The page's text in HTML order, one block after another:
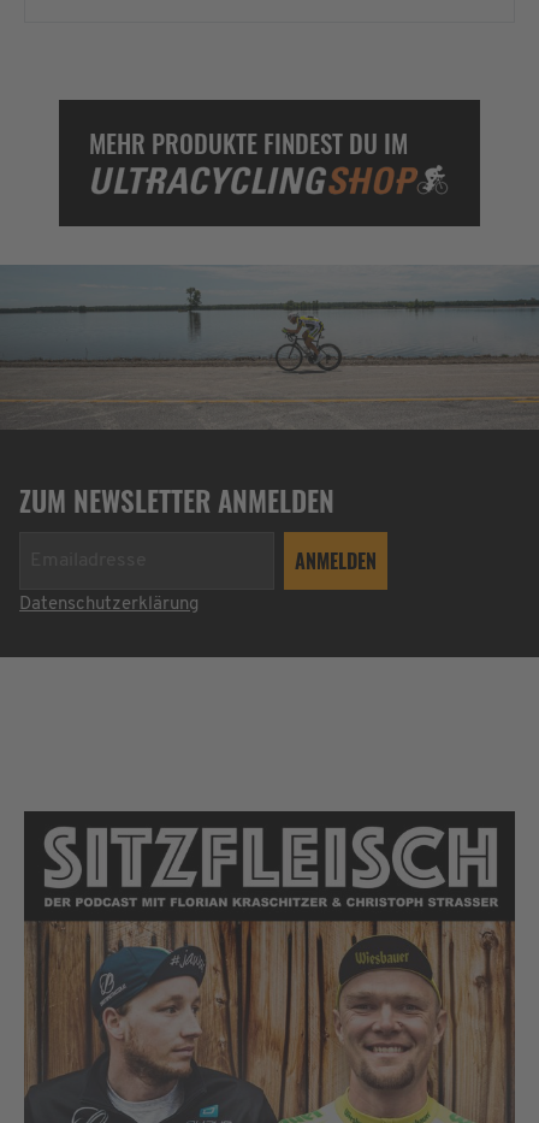
MEHR PRODUKTE FINDEST DU IM
ZUM NEWSLETTER ANMELDEN
Datenschutzerklärung